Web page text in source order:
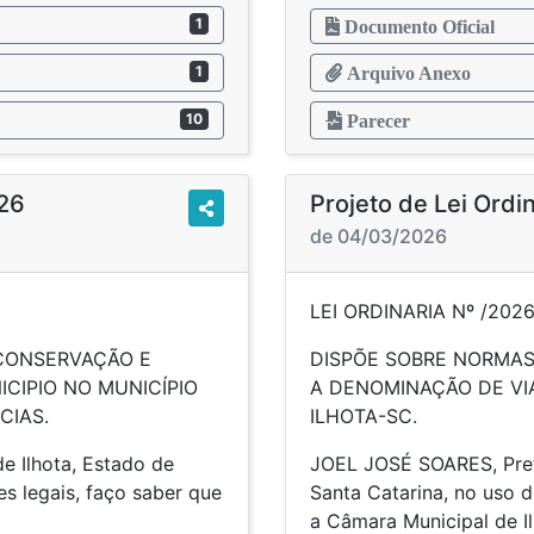
1
1
10
Documento Oficial
Arquivo Anexo
Parecer
E
NO MUNICÍPIO
Ilhota, Estado de
legais, faço saber que
Projeto de Lei
de 04/03/2026
LEI ORDINARIA Nº /2026
DISPÕE SOBRE
A DENOMINAÇÃO DE
ILHOTA-SC.
JOEL JOSÉ SOARES,
Santa Catarina, no uso
a Câmara Municipal de